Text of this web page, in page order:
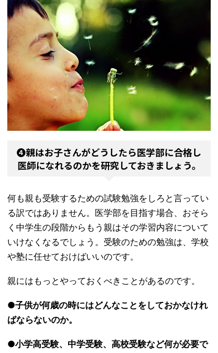
❹親はお子さんがどうしたら医学部に合格し
医師になれるのかを研究しておきましょう。
何も親も受験するための試験勉強をしろと言ってい
る訳ではありません。医学部を目指す場合、おそら
く中学生の段階からもう親はその学習内容について
いけなくなるでしょう。受験のための勉強は、学校
や塾に任せておけばいいのです。
親にはもっとやっておくべきことがあるのです。
●子供が何歳の時にはどんなことをしておかなけれ
ばならないのか。
●小学高受験、中学受験、高校受験など何が必要で